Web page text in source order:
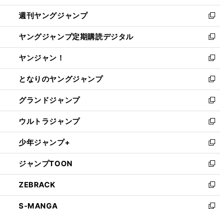
開
く
ウ
で
開
く
ン
ド
ウ
で
開
く
ウ
ィ
ン
ド
ウ
で
開
く
週刊ヤングジャンプ
新
し
い
ウ
ィ
ン
ド
ウ
で
開
く
ヤングジャンプ定期購読デジタル
新
し
い
ウ
ィ
ン
ド
ウ
で
開
く
ヤンジャン！
新
し
い
ウ
ィ
ン
ド
ウ
で
開
く
となりのヤングジャンプ
新
し
い
ウ
ィ
ン
ド
ウ
で
開
く
グランドジャンプ
新
し
い
ウ
ィ
ン
ド
ウ
で
開
く
ウルトラジャンプ
新
し
い
ウ
ィ
ン
ド
ウ
で
少年ジャンプ+
新
し
い
ウ
ィ
ン
ド
ジャンプTOON
新
し
い
ウ
ィ
ZEBRACK
新
し
S-MANGA